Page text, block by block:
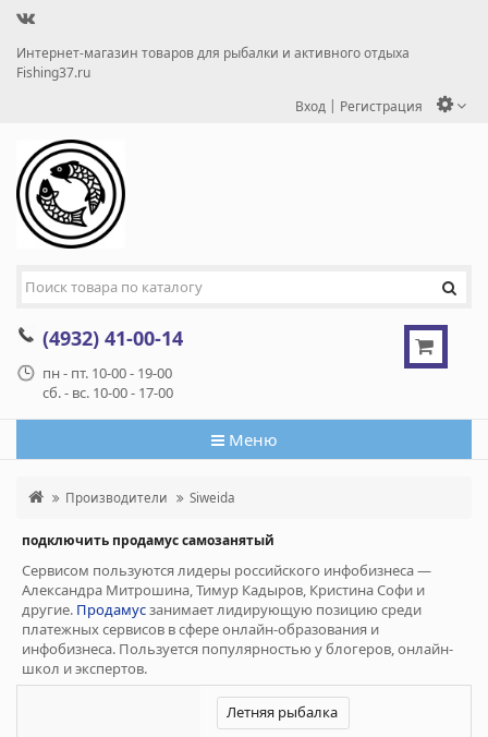
Интернет-магазин товаров для рыбалки и активного отдыха
Fishing37.ru
Вход | Регистрация
(4932) 41-00-14
пн - пт. 10-00 - 19-00
сб. - вс. 10-00 - 17-00
Меню
Производители Siweida
подключить продамус самозанятый
Сервисом пользуются лидеры российского инфобизнеса —
Александра Митрошина, Тимур Кадыров, Кристина Софи и
другие. Продамусзанимает лидирующую позицию среди
платежных сервисов в сфере онлайн-образования и
инфобизнеса. Пользуется популярностью у блогеров, онлайн-
школ и экспертов.
Летняя рыбалка